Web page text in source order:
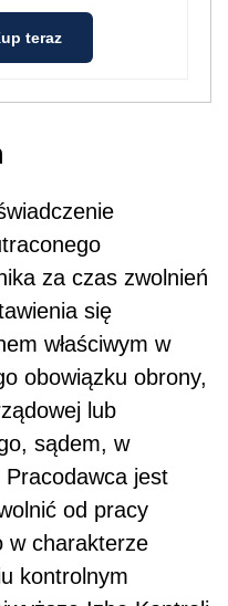
teraz
za czas zwolnień
się
właś­ciwym w
obowiązku obrony,
lub
sądem, w
jest
od pracy
w charakterze
kontrolnym